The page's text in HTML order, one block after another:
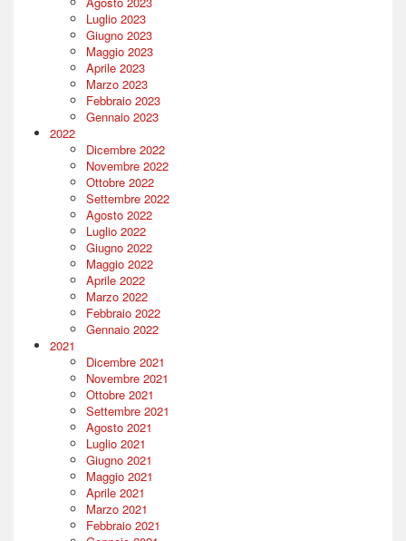
Luglio 2023
Giugno 2023
Maggio 2023
Aprile 2023
Marzo 2023
Febbraio 2023
Gennaio 2023
2022
Dicembre 2022
Novembre 2022
Ottobre 2022
Settembre 2022
Agosto 2022
Luglio 2022
Giugno 2022
Maggio 2022
Aprile 2022
Marzo 2022
Febbraio 2022
Gennaio 2022
2021
Dicembre 2021
Novembre 2021
Ottobre 2021
Settembre 2021
Agosto 2021
Luglio 2021
Giugno 2021
Maggio 2021
Aprile 2021
Marzo 2021
Febbraio 2021